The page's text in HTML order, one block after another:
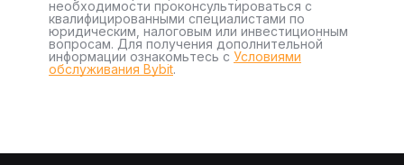
необходимости проконсультироваться с
квалифицированными специалистами по
юридическим, налоговым или инвестиционным
вопросам. Для получения дополнительной
информации ознакомьтесь с Условиями
обслуживания Bybit.